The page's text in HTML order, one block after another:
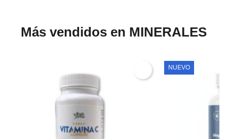
Más vendidos en MINERALES
NUEVO